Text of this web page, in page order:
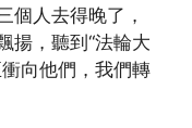
個人去得晚了，
揚，聽到“法輪大
向他們，我們轉